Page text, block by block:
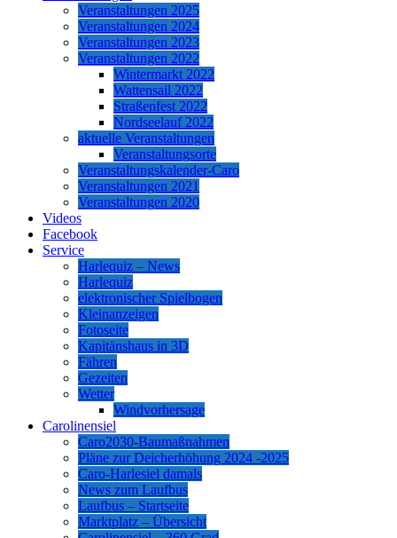
Veranstaltungen 2025
Veranstaltungen 2024
Veranstaltungen 2023
Veranstaltungen 2022
Wintermarkt 2022
Wattensail 2022
Straßenfest 2022
Nordseelauf 2022
aktuelle Veranstaltungen
Veranstaltungsorte
Veranstaltungskalender-Caro
Veranstaltungen 2021
Veranstaltungen 2020
Videos
Facebook
Service
Harlequiz – News
Harlequiz
elektronischer Spielbogen
Kleinanzeigen
Fotoseite
Kapitänshaus in 3D
Fähren
Gezeiten
Wetter
Windvorhersage
Carolinensiel
Caro2030-Baumaßnahmen
Pläne zur Deicherhöhung 2024 -2025
Caro-Harlesiel damals
News zum Laufbus
Laufbus – Startseite
Marktplatz – Übersicht